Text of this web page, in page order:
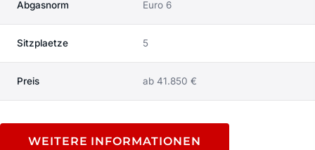
Abgasnorm Euro 6
Sitzplaetze 5
Preis ab 41.850 €
WEITERE INFORMATIONEN